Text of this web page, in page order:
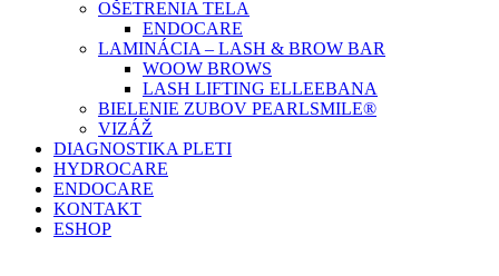
OŠETRENIA TELA
ENDOCARE
LAMINÁCIA – LASH & BROW BAR
WOOW BROWS
LASH LIFTING ELLEEBANA
BIELENIE ZUBOV PEARLSMILE®
VIZÁŽ
DIAGNOSTIKA PLETI
HYDROCARE
ENDOCARE
KONTAKT
ESHOP